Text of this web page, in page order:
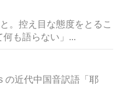
。控え目な態度をとるこ
も語らない」...
の近代中国音訳語「耶